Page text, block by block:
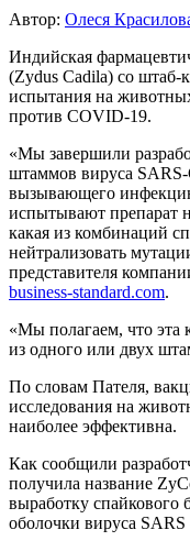
Автор: Олеся
Индийская
(Zydus Cadila) со штаб-
испытания на
против COVID-19.
«Мы завершили
штаммов вируса SARS-
вызывающего
испытывают препарат
какая из комбинаций
нейтрализовать
представителя
business-standard.com.
«Мы полагаем, что эта
из одного или двух
По словам Пателя,
исследования на
наиболее эффективна.
Как сообщили
получила название
выработку спайкового
оболочки вируса